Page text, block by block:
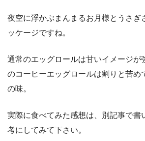
夜空に浮かぶまんまるお月様とうさぎ
ッケージですね。
通常のエッグロールは甘いイメージが
のコーヒーエッグロールは割りと苦め
の味。
実際に食べてみた感想は、別記事で書
考にしてみて下さい。